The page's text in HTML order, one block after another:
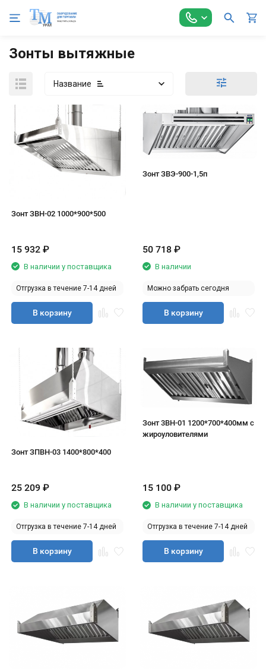
Главная Оборудование для Общепита Оборудование
Зонты вытяжные
Название
Зонт ЗВН-02 1000*900*500
15 932 ₽
В наличии у поставщика
Отгрузка в течение 7-14 дней
В корзину
Зонт ЗВЭ-900-1,5п
50 718 ₽
В наличии
Можно забрать сегодня
В корзину
Зонт ЗПВН-03 1400*800*400
25 209 ₽
В наличии у поставщика
Отгрузка в течение 7-14 дней
В корзину
Зонт 3ВН-01 1200*700*400мм с
жироуловителями
15 100 ₽
В наличии у поставщика
Отгрузка в течение 7-14 дней
В корзину